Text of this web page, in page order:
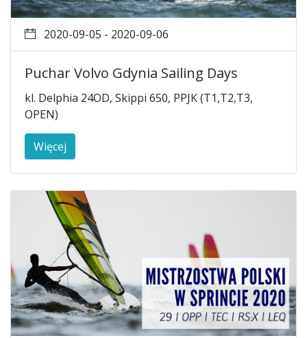
2020-09-05 - 2020-09-06
Puchar Volvo Gdynia Sailing Days
kl. Delphia 24OD, Skippi 650, PPJK (T1,T2,T3,
OPEN)
Więcej